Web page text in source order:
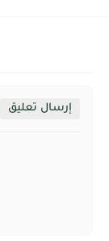
إرسال تعليق